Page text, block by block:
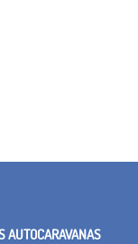
AUTOCARAVANAS